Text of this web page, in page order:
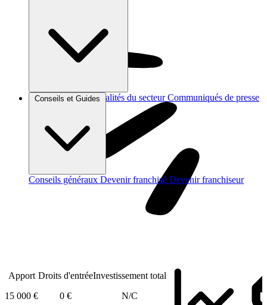
Brèves et actus Actualités du secteur Communiqués de presse
Conseils et Guides
Conseils généraux Devenir franchisé Devenir franchiseur
Apport
15 000 €
Droits d'entrée
0 €
Investissement total
N/C